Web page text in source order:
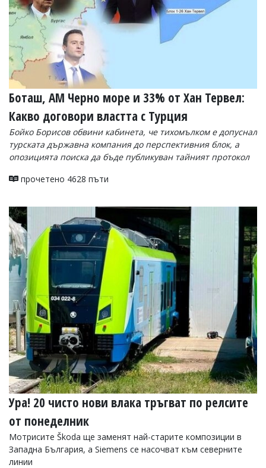
Боташ, АМ Черно море и 33% от Хан Тервел:
Какво договори властта с Турция
Бойко Борисов обвини кабинета, че тихомълком е допуснал
турската държавна компания до перспективния блок, а
опозицията поиска да бъде публикуван тайният протокол
прочетено 4628 пъти
Ура! 20 чисто нови влака тръгват по релсите
от понеделник
Мотрисите Škoda ще заменят най-старите композиции в
Западна България, а Siemens се насочват към северните
линии